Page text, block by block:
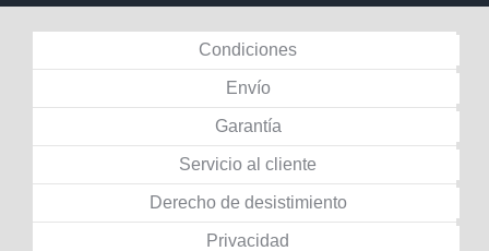
Condiciones
Envío
Garantía
Servicio al cliente
Derecho de desistimiento
Privacidad